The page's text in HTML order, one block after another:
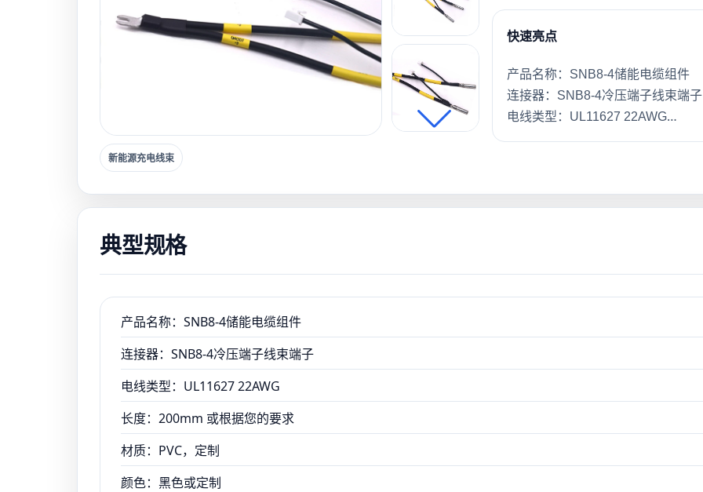
新能源充电线束
快速亮点
产品名称：SNB8-4储能电缆组件
连接器：SNB8-4冷压端子线束端子
电线类型：UL11627 22AWG
典型规格
产品名称：SNB8-4储能电缆组件
连接器：SNB8-4冷压端子线束端子
电线类型：UL11627 22AWG
长度：200mm 或根据您的要求
材质：PVC，定制
颜色：黑色或定制